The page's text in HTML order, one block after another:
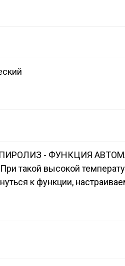
ПИРОЛИЗ - ФУНКЦИЯ
такой высокой
к функции,